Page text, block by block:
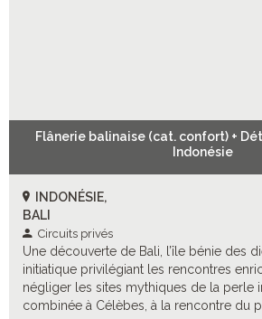
Flânerie balinaise (cat. confort) +
Indonésie
INDONÉSIE,
BALI
Circuits privés
Une découverte de Bali, l’île bénie des
initiatique privilégiant les rencontres
négliger les sites mythiques de la perle
combinée à Célèbes, à la rencontre du